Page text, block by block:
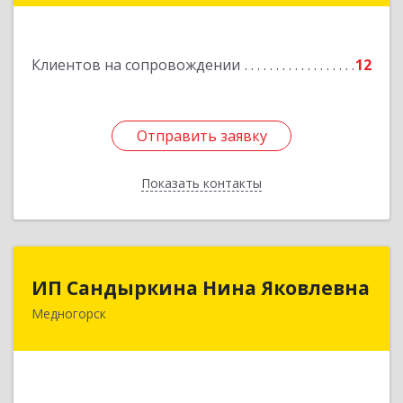
Клиентов на сопровождении 12
Отправить заявку
Показать контакты
Отправить заявку
Назад
ИП Сандыркина Нина Яковлевна
Медногорск462270, Оренбургская обл, Медногорск г,